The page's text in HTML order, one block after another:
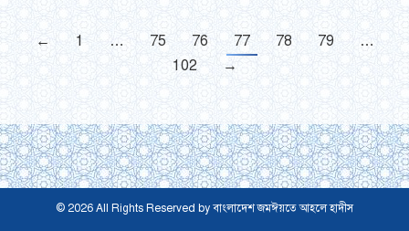
← 1 … 75 76 77 78 79
…
102
→
© 2026 All Rights Reserved by বাংলাদেশ জমঈয়তে আহলে হাদীস